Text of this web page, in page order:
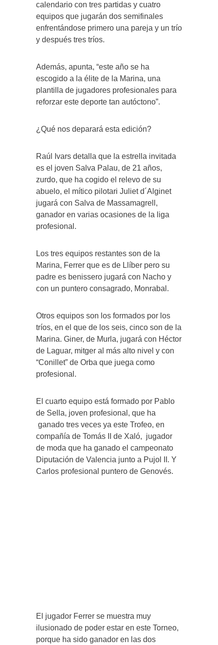
calendario con tres partidas y cuatro
equipos que jugarán dos semifinales
enfrentándose primero una pareja y un trío
y después tres tríos.
Además, apunta, “este año se ha
escogido a la élite de la Marina, una
plantilla de jugadores profesionales para
reforzar este deporte tan autóctono”.
¿Qué nos deparará esta edición?
Raúl Ivars detalla que la estrella invitada
es el joven Salva Palau, de 21 años,
zurdo, que ha cogido el relevo de su
abuelo, el mítico pilotari Juliet d´Alginet
jugará con Salva de Massamagrell,
ganador en varias ocasiones de la liga
profesional.
Los tres equipos restantes son de la
Marina, Ferrer que es de Llíber pero su
padre es benissero jugará con Nacho y
con un puntero consagrado, Monrabal.
Otros equipos son los formados por los
tríos, en el que de los seis, cinco son de la
Marina. Giner, de Murla, jugará con Héctor
de Laguar, mitger al más alto nivel y con
“Conillet” de Orba que juega como
profesional.
El cuarto equipo está formado por Pablo
de Sella, joven profesional, que ha
ganado tres veces ya este Trofeo, en
compañía de Tomás II de Xaló, jugador
de moda que ha ganado el campeonato
Diputación de Valencia junto a Pujol II. Y
Carlos profesional puntero de Genovés.
El jugador Ferrer se muestra muy
ilusionado de poder estar en este Torneo,
porque ha sido ganador en las dos